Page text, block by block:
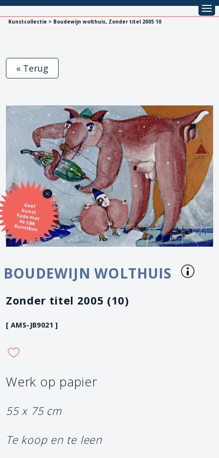
Kunstcollectie > Boudewijn wolthuis, Zonder titel 2005 10
Geef
kunst
kado met
de SBK
Kunstbon
« Terug
BOUDEWIJN WOLTHUIS
Zonder titel 2005 (10)
[ AMS-JB9021 ]
Werk op papier
55 x 75 cm
Te koop en te leen